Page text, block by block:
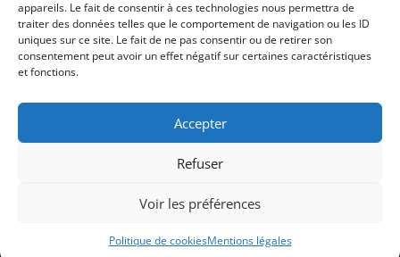
appareils. Le fait de consentir à ces technologies nous permettra de
traiter des données telles que le comportement de navigation ou les ID
uniques sur ce site. Le fait de ne pas consentir ou de retirer son
consentement peut avoir un effet négatif sur certaines caractéristiques
et fonctions.
Accepter
Refuser
Voir les préférences
Politique de cookiesMentions légales
Santé
Société
Sports
Technologie / Internet
Mentions légales